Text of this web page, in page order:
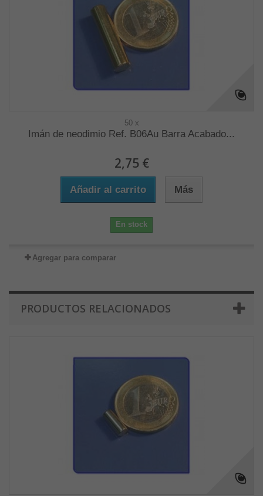
50 x
Imán de neodimio Ref. B06Au Barra Acabado...
2,75 €
Añadir al carrito Más
En stock
Agregar para comparar
PRODUCTOS RELACIONADOS